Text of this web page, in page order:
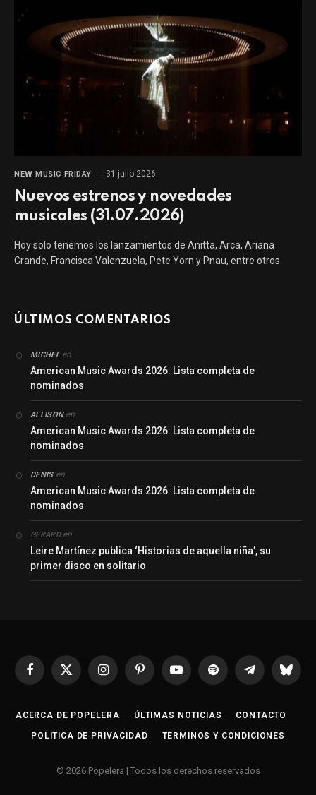
NEW MUSIC FRIDAY 31 julio 2026
Nuevos estrenos y novedades
musicales (31.07.2026)
Hoy solo tenemos los lanzamientos de Anitta, Arca, Ariana
Grande, Francisca Valenzuela, Pete Yorn y Pnau, entre otros.
ÚLTIMOS COMENTARIOS
MICHELen
American Music Awards 2026: Lista completa de
nominados
ALLISONen
American Music Awards 2026: Lista completa de
nominados
DENISen
American Music Awards 2026: Lista completa de
nominados
GERARDen
Leire Martínez publica ‘Historias de aquella niña’, su
primer disco en solitario
Facebook
X
InstagramPinterestYouTubeSpotify Telegrama
ACERCA DE POPELERA ÚLTIMAS NOTICIAS CONTACTO
POLÍTICA DE PRIVACIDAD TÉRMINOS Y CONDICIONES
© 2026 Popelera | Todos los derechos reservados